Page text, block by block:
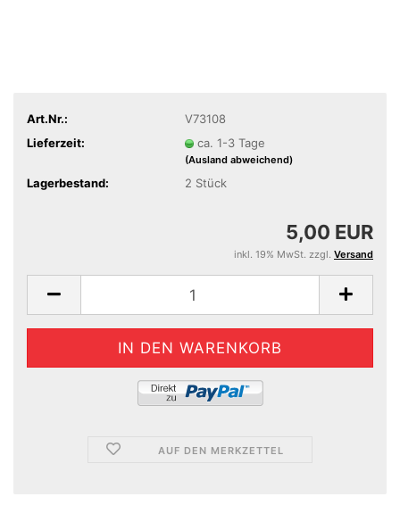
Art.Nr.:
V73108
Lieferzeit:
ca. 1-3 Tage
(Ausland abweichend)
Lagerbestand: 2 Stück
5,00 EUR
inkl. 19% MwSt. zzgl. Versand
AUF DEN MERKZETTEL